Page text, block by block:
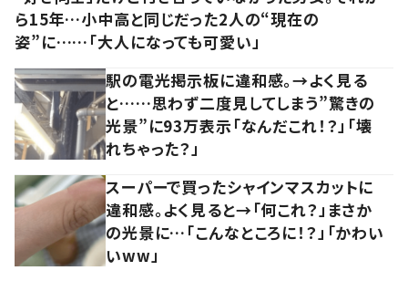
ら15年…小中高と同じだった2人の“現在の
姿”に……「大人になっても可愛い」
駅の電光掲示板に違和感。→よく見る
と……思わず二度見してしまう”驚きの
光景”に93万表示「なんだこれ！？」「壊
れちゃった？」
スーパーで買ったシャインマスカットに
違和感。よく見ると→「何これ？」まさか
の光景に…「こんなところに！？」「かわい
いww」